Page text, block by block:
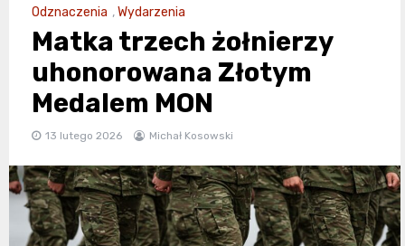
Odznaczenia ,Wydarzenia
Matka trzech żołnierzy
uhonorowana Złotym
Medalem MON
13 lutego 2026 Michał Kosowski